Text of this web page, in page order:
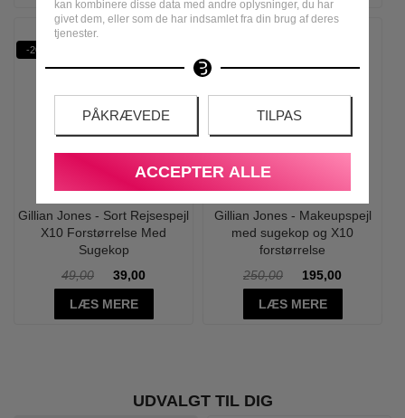
kan kombinere disse data med andre oplysninger, du har
givet dem, eller som de har indsamlet fra din brug af deres
tjenester.
PÅKRÆVEDE TILPAS
ACCEPTER ALLE
-20%
Gillian Jones - Sort Rejsespejl
X10 Forstørrelse Med
Sugekop
49,00
39,00
LÆS MERE
Gillian Jones - Makeupspejl
med sugekop og X10
forstørrelse
250,00
195,00
LÆS MERE
UDVALGT TIL DIG